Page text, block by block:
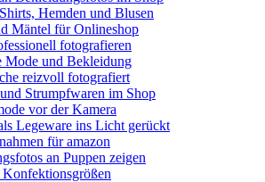
Hemden und Blusen
Mäntel für Onlineshop
fotografieren
Mode und Bekleidung
reizvoll fotografiert
Strumpfwaren im Shop
vor der Kamera
Legeware ins Licht gerückt
für amazon
an Puppen zeigen